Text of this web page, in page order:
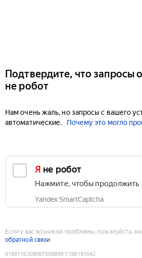
Подтвердите, что запросы
не робот
Нам очень жаль, но запросы с вашего
автоматические.
Почему это могло
Я не робот
Нажмите, чтобы продолжить
Yandex SmartCaptcha
Если у вас возникли проблемы, пожалуйста,
обратной связи
9188116209061508899:1786181042